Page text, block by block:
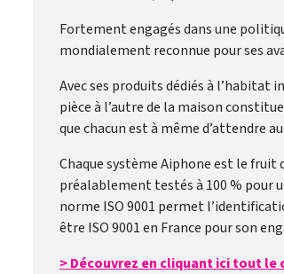
Fortement engagés dans une
mondialement reconnue pour ses
Avec ses produits dédiés à l’habitat
pièce à l’autre de la maison
que chacun est à même d’attendre
Chaque système Aiphone est le
préalablement testés à 100 % pour
norme ISO 9001 permet
être ISO 9001 en France pour son
> Découvrez en cliquant ici tout le